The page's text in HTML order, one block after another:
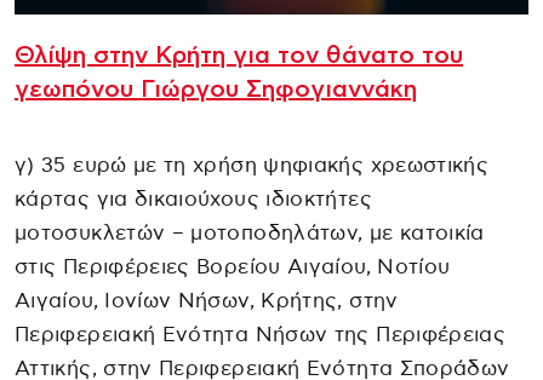
Θλίψη στην Κρήτη για τον θάνατο του
γεωπόνου Γιώργου Σηφογιαννάκη
γ) 35 ευρώ με τη χρήση ψηφιακής χρεωστικής
κάρτας για δικαιούχους ιδιοκτήτες
μοτοσυκλετών – μοτοποδηλάτων, με κατοικία
στις Περιφέρειες Βορείου Αιγαίου, Νοτίου
Αιγαίου, Ιονίων Νήσων, Κρήτης, στην
Περιφερειακή Ενότητα Νήσων της Περιφέρειας
Αττικής, στην Περιφερειακή Ενότητα Σποράδων